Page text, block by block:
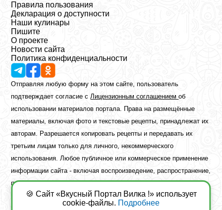
Правила пользования
Декларация о доступности
Наши кулинары
Пишите
О проекте
Новости сайта
Политика конфиденциальности
Отправляя любую форму на этом сайте, пользователь
подтверждает согласие сЛицензионным соглашениемоб
использовании материалов портала. Права на размещённые
материалы, включая фото и текстовые рецепты, принадлежат их
авторам. Разрешается копировать рецепты и передавать их
третьим лицам только для личного, некоммерческого
использования. Любое публичное или коммерческое применение
информации сайта - включая воспроизведение, распространение,
публикацию или обработку - возможно лишь при наличии
предварительного письменного разрешения правообладателя.
Copyright ©2026 Вкусный Портал Вилка
🍪 Сайт «Вкусный Портал Вилка !» использует
cookie-файлы. Подробнее